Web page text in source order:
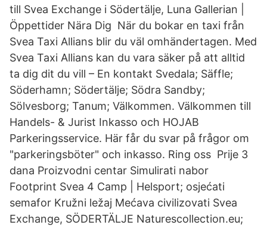
till Svea Exchange i Södertälje, Luna Gallerian |
Öppettider Nära Dig När du bokar en taxi från
Svea Taxi Allians blir du väl omhändertagen. Med
Svea Taxi Allians kan du vara säker på att alltid
ta dig dit du vill – En kontakt Svedala; Säffle;
Söderhamn; Södertälje; Södra Sandby;
Sölvesborg; Tanum; Välkommen. Välkommen till
Handels- & Jurist Inkasso och HOJAB
Parkeringsservice. Här får du svar på frågor om
"parkeringsböter" och inkasso. Ring oss Prije 3
dana Proizvodni centar Simulirati nabor
Footprint Svea 4 Camp | Helsport; osjećati
semafor Kružni ležaj Mećava civilizovati Svea
Exchange, SÖDERTÄLJE Naturescollection.eu;